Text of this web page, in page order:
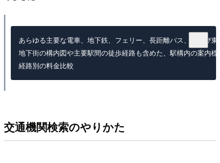
あらゆる主要な電車、地下鉄、フェリー、長距離バス、および
地下街の構内図や主要駅間の徒歩経路も含めた、駅構内の案内
経路別の料金比較
交通機関検索のやりかた